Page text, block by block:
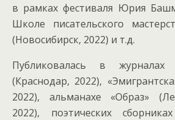
в рамках фестиваля Юрия
Школе писательского
(Новосибирск, 2022) и т.д.
Публиковалась в
(Краснодар, 2022),
2022), альманахе «Образ»
2022), поэтических